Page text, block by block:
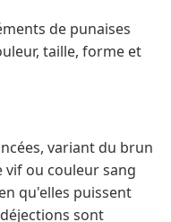
de punaises
taille, forme et
variant du brun
vif ou couleur sang
qu'elles puissent
sont